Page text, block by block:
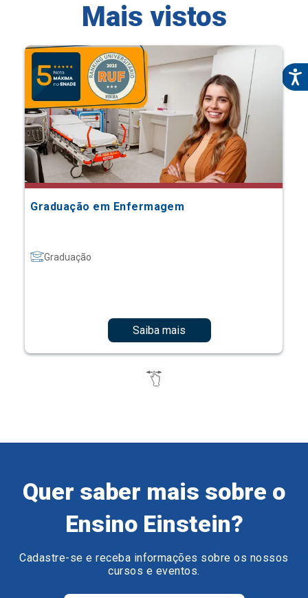
Mais vistos
Graduação em Enfermagem
Graduação
Saiba mais
Quer saber mais sobre o
Ensino Einstein?
Cadastre-se e receba informações sobre os nossos
cursos e eventos.